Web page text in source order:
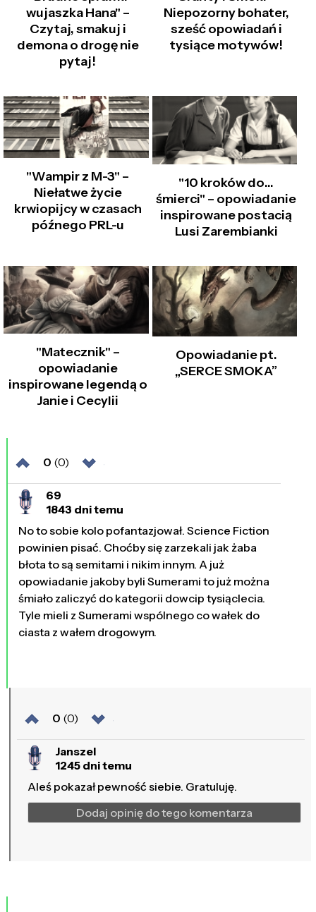
wujaszka Hana" –
Czytaj, smakuj i
demona o drogę nie
pytaj!
Niepozorny bohater,
sześć opowiadań i
tysiące motywów!
"Wampir z M-3" –
Niełatwe życie
krwiopijcy w czasach
późnego PRL-u
"10 kroków do…
śmierci" – opowiadanie
inspirowane postacią
Lusi Zarembianki
"Matecznik" –
opowiadanie
inspirowane legendą o
Janie i Cecylii
Opowiadanie pt.
„SERCE SMOKA”
0 (0)
69
1843 dni temu
No to sobie kolo pofantazjował. Science Fiction
powinien pisać. Choćby się zarzekali jak żaba
błota to są semitami i nikim innym. A już
opowiadanie jakoby byli Sumerami to już można
śmiało zaliczyć do kategorii dowcip tysiąclecia.
Tyle mieli z Sumerami wspólnego co wałek do
ciasta z wałem drogowym.
0 (0)
Janszel
1245 dni temu
Aleś pokazał pewność siebie. Gratuluję.
Dodaj opinię do tego komentarza